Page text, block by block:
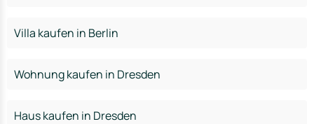
Villa kaufen in Berlin
Wohnung kaufen in Dresden
Haus kaufen in Dresden